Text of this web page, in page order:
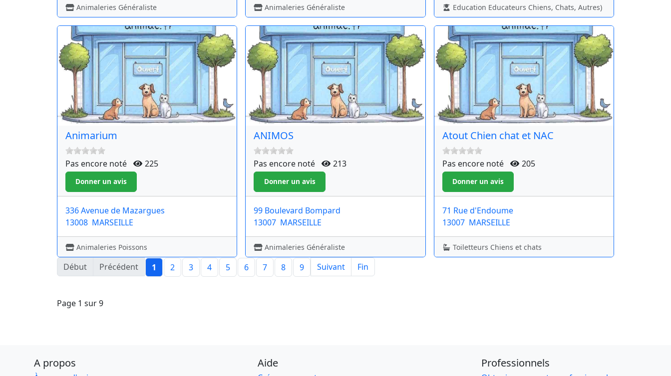
Animaleries Généraliste Animaleries Généraliste Education Educateurs Chiens, Chats, Autres)
Animarium
Pas encore noté 225
336 Avenue de Mazargues
13008 MARSEILLE
Animaleries Poissons
ANIMOS
Pas encore noté 213
99 Boulevard Bompard
13007 MARSEILLE
Animaleries Généraliste
Atout Chien chat et NAC
Pas encore noté 205
71 Rue d'Endoume
13007 MARSEILLE
Toiletteurs Chiens et chats
Début Précédent 1 2 3 4 5 6 7 8 9 Suivant Fin
Page 1 sur 9
A propos Aide Professionnels